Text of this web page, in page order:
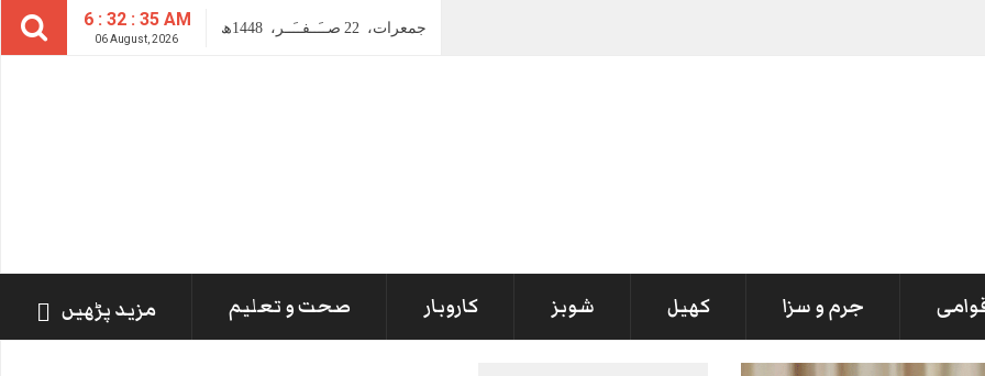
6 : 32 : 37 AM
06 August, 2026
جمعرات، 22 صــَــفــَــر، 1448ھ
جرم و سزا کھیل شوبز کاروبار صحت و تعلیم مزید پڑھیں